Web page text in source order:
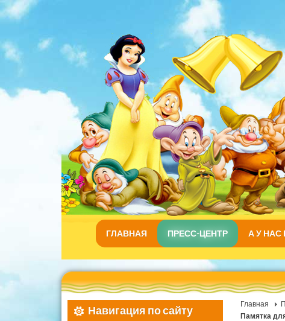
ГЛАВНАЯ ПРЕСС-ЦЕНТР А У НАС
Главная
Памятка
Навигация по сайту